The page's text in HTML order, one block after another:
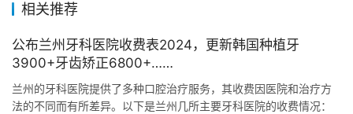
相关推荐
公布兰州牙科医院收费表2024，更新韩国种植牙
3900+牙齿矫正6800+……
兰州的牙科医院提供了多种口腔治疗服务，其收费因医院和治疗方
法的不同而有所差异。以下是兰州几所主要牙科医院的收费情况：